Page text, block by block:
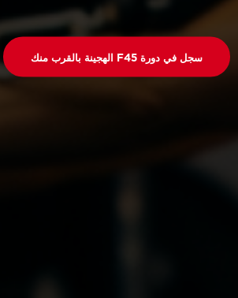
سجل في دورة F45 الهجينة بالقرب منك